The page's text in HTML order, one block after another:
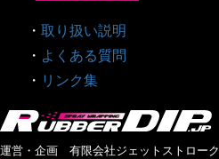
・ 取り扱い説明
・ よくある質問
・ リンク集
運営・企画 有限会社ジェットストローク